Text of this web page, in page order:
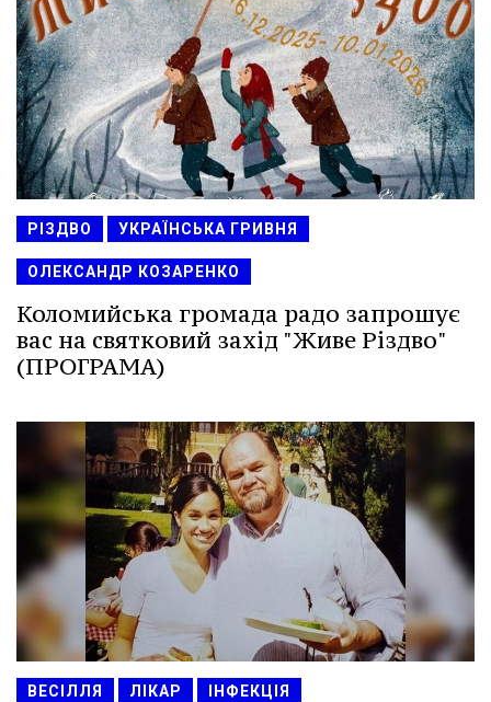
РІЗДВО УКРАЇНСЬКА ГРИВНЯ
ОЛЕКСАНДР КОЗАРЕНКО
Коломийська громада радо запрошує
вас на святковий захід "Живе Різдво"
(ПРОГРАМА)
ВЕСІЛЛЯ ЛІКАР ІНФЕКЦІЯ